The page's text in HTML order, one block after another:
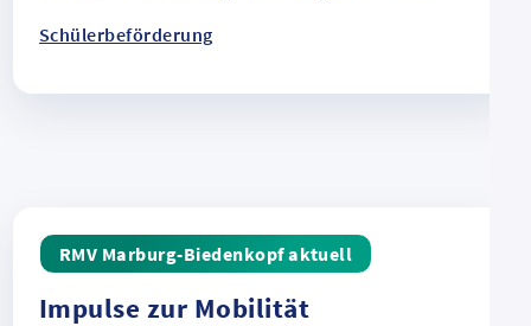
Schülerbeförderung
RMV Marburg-Biedenkopf aktuell
Impulse zur Mobilität